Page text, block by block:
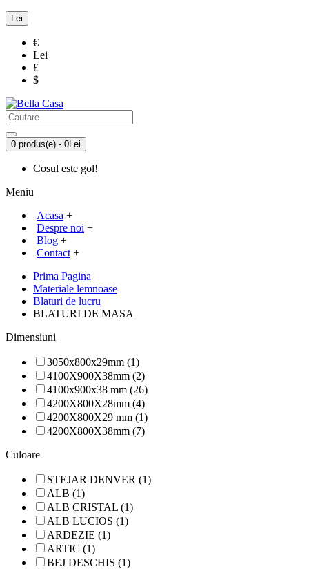
Lei
€
Lei
£
$
0 produs(e) - 0Lei
Cosul este gol!
Meniu
Acasa +
Despre noi +
Blog +
Contact +
Prima Pagina
Materiale lemnoase
Blaturi de lucru
BLATURI DE MASA
Dimensiuni
3050x800x29mm (1)
4100X900X38mm (2)
4100x900x38 mm (26)
4200X800X28mm (4)
4200X800X29 mm (1)
4200X800X38mm (7)
Culoare
STEJAR DENVER (1)
ALB (1)
ALB CRISTAL (1)
ALB LUCIOS (1)
ARDEZIE (1)
ARTIC (1)
BEJ DESCHIS (1)